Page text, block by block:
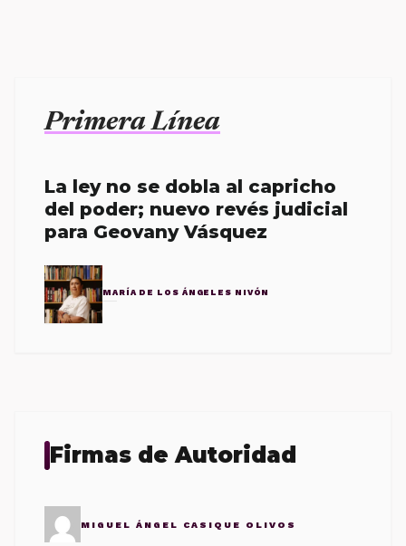
Primera Línea
La ley no se dobla al capricho
del poder; nuevo revés judicial
para Geovany Vásquez
MARÍA DE LOS ÁNGELES NIVÓN
Firmas de Autoridad
MIGUEL ÁNGEL CASIQUE OLIVOS